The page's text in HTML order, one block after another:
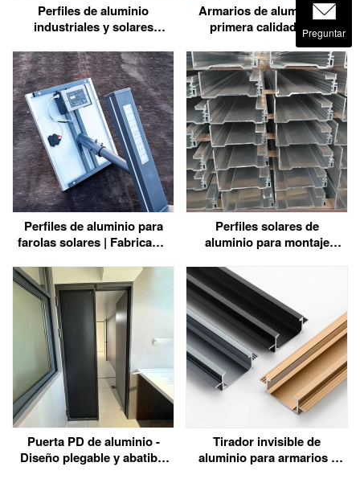
Perfiles de aluminio
industriales y solares
agresivos
Armarios de aluminio de
primera calidad para
cocinas, baños y mucho
más
Perfiles de aluminio para
farolas solares | Fabricante
Perfiles solares de
aluminio para montaje
de extrusiones a medida
6063/6060
Puerta PD de aluminio -
Diseño plegable y abatible
Tirador invisible de
aluminio para armarios -
Preguntar